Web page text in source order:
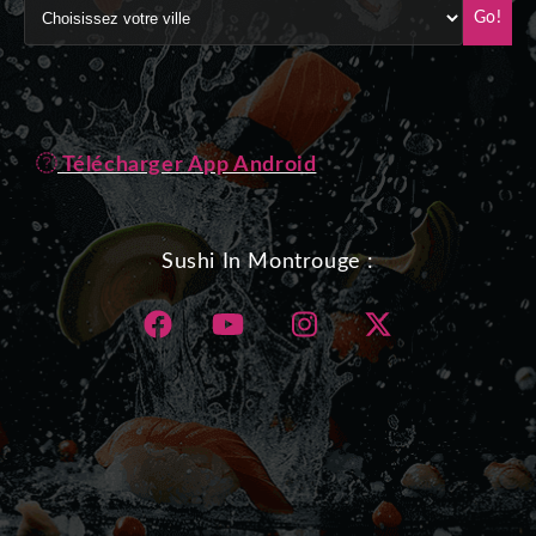
Go!
Télécharger App Android
Sushi In Montrouge :